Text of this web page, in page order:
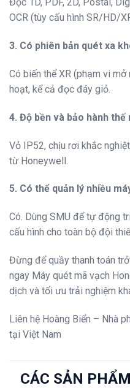
Đọc 1D, PDF, 2D, Postal,
OCR (tùy cấu hình SR/HD/
3. Có phiên bản quét xa
Có biến thể XR (phạm vi
hoạt, kể cả đọc đáy giỏ.
4. Độ bền và bảo hành thế
Vỏ IP52, chịu rơi khắc
từ Honeywell.
5. Có thể quản lý nhiều
Có. Dùng SMU để tự động
cấu hình cho toàn bộ đội
Đừng để quầy thanh toán trở
ngay Máy quét mã vạch
dịch và tối ưu trải nghiệm
Liên hệ Hoàng Biển – Nhà
tại Việt Nam
CÁC SẢN